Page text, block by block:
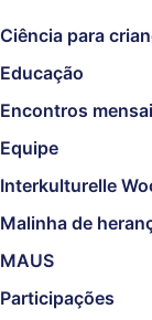
Ciência para
Educação
Encontros
Equipe
Interkulturelle
Malinha de
MAUS
Participações